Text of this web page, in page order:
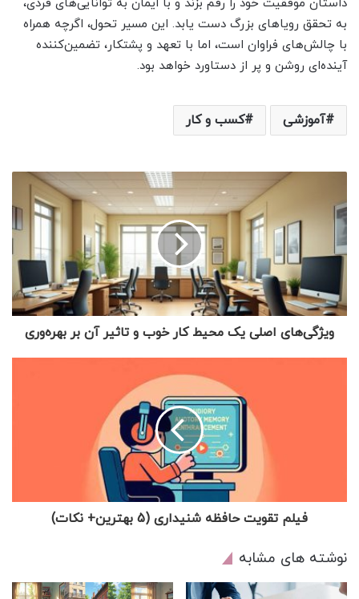
داستان موفقیت خود را رقم بزند و با ایمان به توانایی‌های فردی،
به تحقق رویاهای بزرگ دست یابد. این مسیر تحول، اگرچه همراه
با چالش‌های فراوان است، اما با تعهد و پشتکار، تضمین‌کننده
آینده‌ای روشن و پر از دستاورد خواهد بود.
آموزشی کسب و کار
ویژگی‌های اصلی یک محیط کار خوب و تاثیر آن بر بهره‌وری
فیلم تقویت حافظه شنیداری (5 بهترین+ نکات)
نوشته های مشابه